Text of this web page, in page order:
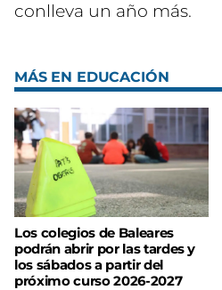
conlleva un año más.
MÁS EN EDUCACIÓN
Los colegios de Baleares
podrán abrir por las tardes y
los sábados a partir del
próximo curso 2026-2027